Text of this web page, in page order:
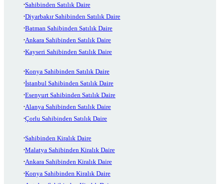
Sahibinden Satılık Daire
Diyarbakır Sahibinden Satılık Daire
Batman Sahibinden Satılık Daire
Ankara Sahibinden Satılık Daire
Kayseri Sahibinden Satılık Daire
Konya Sahibinden Satılık Daire
İstanbul Sahibinden Satılık Daire
Esenyurt Sahibinden Satılık Daire
Alanya Sahibinden Satılık Daire
Çorlu Sahibinden Satılık Daire
Sahibinden Kiralık Daire
Malatya Sahibinden Kiralık Daire
Ankara Sahibinden Kiralık Daire
Konya Sahibinden Kiralık Daire